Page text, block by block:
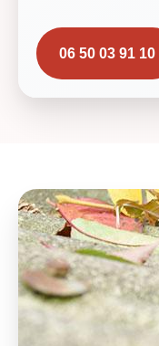
06 50 03 91 10